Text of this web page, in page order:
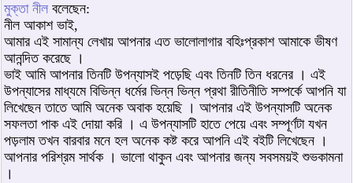
মুক্তা নীল বলেছেন:
নীল আকাশ ভাই,
আমার এই সামান্য লেখায় আপনার এত ভালোলাগার বহিঃপ্রকাশ আমাকে ভীষণ
আনন্দিত করেছে ।
ভাই আমি আপনার তিনটি উপন্যাসই পড়েছি এবং তিনটি তিন ধরনের । এই
উপন্যাসের মাধ্যমে বিভিন্ন ধর্মের ভিন্ন ভিন্ন প্রথা রীতিনীতি সম্পর্কে আপনি যা
লিখেছেন তাতে আমি অনেক অবাক হয়েছি । আপনার এই উপন্যাসটি অনেক
সফলতা পাক এই দোয়া করি । এ উপন্যাসটি হাতে পেয়ে এবং সম্পূর্ণটা যখন
পড়লাম তখন বারবার মনে হল অনেক কষ্ট করে আপনি এই বইটি লিখেছেন ।
আপনার পরিশ্রম সার্থক । ভালো থাকুন এবং আপনার জন্য সবসময়ই শুভকামনা
।